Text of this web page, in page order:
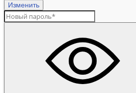
Изменить